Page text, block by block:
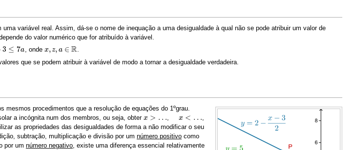
variável real. Assim, dá-se o nome de inequação a uma desigualdade à qual não se pode atribuir um valor de
do valor numérico que for atribuído à variável.
3 ≤ 7a
7a , onde x,z, a ∈ R
x,z,a ∈ R
.
que se podem atribuir à variável de modo a tornar a desigualdade verdadeira.
procedimentos que a resolução de equações do 1ºgrau.
a incógnita num dos membros, ou seja, obter x > …
x>… x < …
…
as propriedades das desigualdades de forma a não modificar o seu
subtração, multiplicação e divisão por um número positivo como
por um número negativo , existe uma diferença essencial relativamente